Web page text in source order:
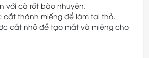
với cà rốt bào nhuyễn.
cắt thành miếng để làm tai thỏ.
cắt nhỏ để tạo mắt và miệng cho